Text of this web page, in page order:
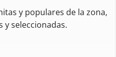
y populares de la zona,
y seleccionadas.